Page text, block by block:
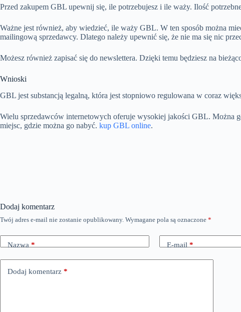
Przed zakupem GBL upewnij się, ile potrzebujesz i ile waży. Ilość
Ważne jest również, aby wiedzieć, ile waży GBL. W ten sposób można
mailingową sprzedawcy. Dlatego należy upewnić się, że nie ma się nic
Możesz również zapisać się do newslettera. Dzięki temu będziesz na
Wnioski
GBL jest substancją legalną, która jest stopniowo regulowana w coraz
Wielu sprzedawców internetowych oferuje wysokiej jakości GBL. Można
miejsc, gdzie można go nabyć. kup GBL online.
Dodaj komentarz
Twój adres e-mail nie zostanie opublikowany. Wymagane pola są oznaczone *
Nazwa * E-mail *
Dodaj komentarz *